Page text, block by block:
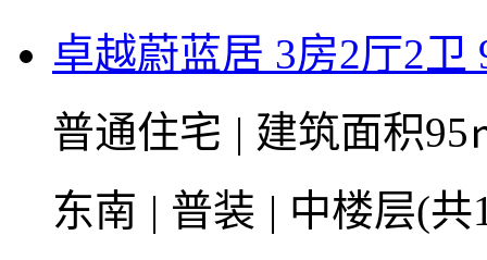
卓越蔚蓝居 3房2厅2卫
普通住宅 | 建筑面积
东南 | 普装 | 中楼层(